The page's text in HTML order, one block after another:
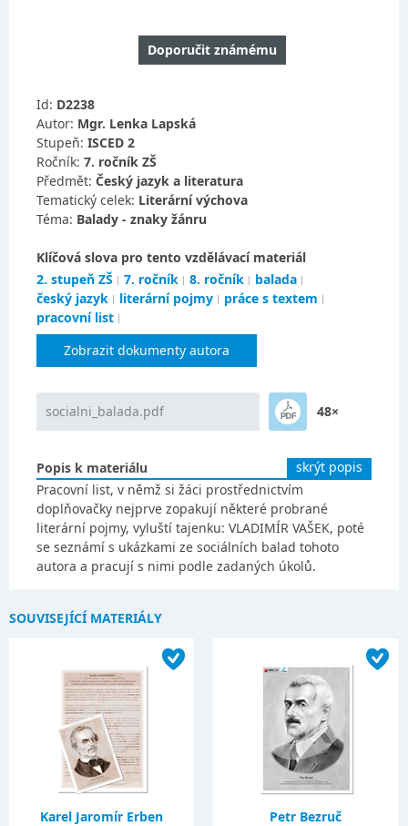
Doporučit známému
Id: D2238
Autor: Mgr. Lenka Lapská
Stupeň: ISCED 2
Ročník: 7. ročník ZŠ
Předmět: Český jazyk a literatura
Tematický celek: Literární výchova
Téma: Balady - znaky žánru
Klíčová slova pro tento vzdělávací materiál
2. stupeň ZŠ
7. ročník 8. ročník
balada
český jazyk
literární pojmy
práce s textem
pracovní list
Zobrazit dokumenty autora
socialni_balada.pdf 48×
Popis k materiálu
skrýt popis
Pracovní list, v němž si žáci prostřednictvím
doplňovačky nejprve zopakují některé probrané
literární pojmy, vyluští tajenku: VLADIMÍR VAŠEK, poté
se seznámí s ukázkami ze sociálních balad tohoto
autora a pracují s nimi podle zadaných úkolů.
SOUVISEJÍCÍ MATERIÁLY
Karel Jaromír Erben
Petr Bezruč